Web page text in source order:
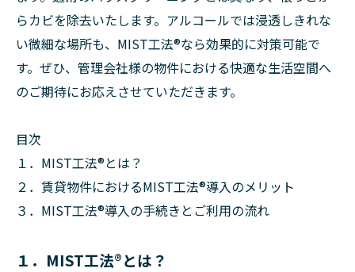
らカビを除去いたします。アルコールでは浸透しきれな
い微細な場所も、MIST工法®なら効果的に対策可能で
す。ぜひ、管理会社様の物件における快適な生活空間へ
のご期待にお応えさせていただきます。
目次
１．MIST工法®とは？
２．賃貸物件におけるMIST工法®導入のメリット
３．MIST工法®導入の手続きとご利用の流れ
１．MIST工法®とは？